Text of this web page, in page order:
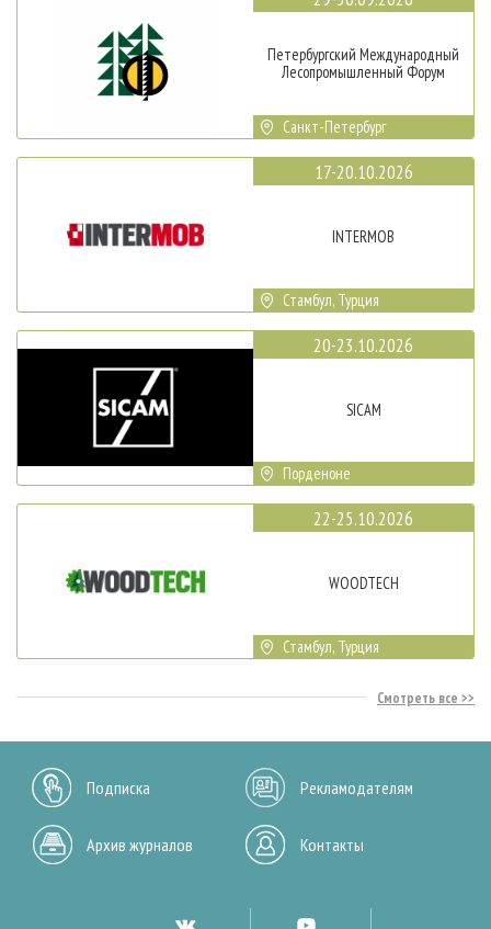
Петербургский Международный
Лесопромышленный Форум
Санкт-Петербург
17-20.10.2026
INTERMOB
Стамбул, Турция
20-23.10.2026
SICAM
Порденоне
22-25.10.2026
WOODTECH
Стамбул, Турция
Смотреть все
Подписка Рекламодателям
Архив журналов Контакты